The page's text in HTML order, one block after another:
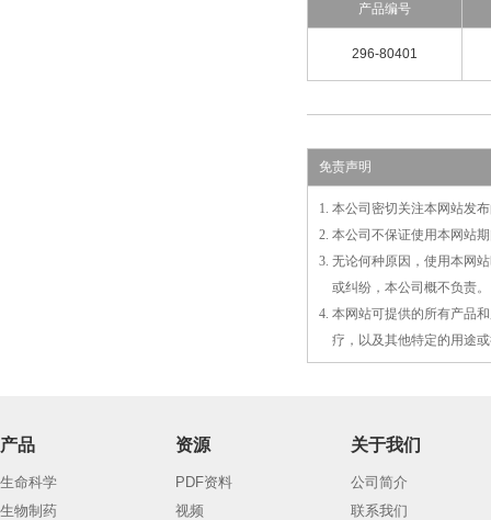
产品编号
296-80401
免责声明
1. 本公司密切关注本网站发
2. 本公司不保证使用本网站
3. 无论何种原因，使用本网
或纠纷，本公司概不负责。
4. 本网站可提供的所有产品
疗，以及其他特定的用途
产品
生命科学
生物制药
资源
PDF资料
视频
关于我们
公司简介
联系我们